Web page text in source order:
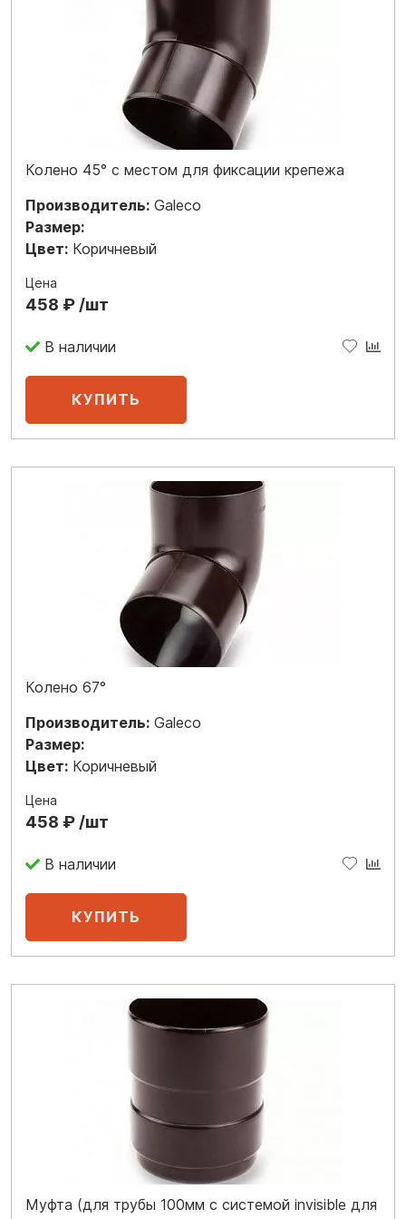
Колено 45° с местом для фиксации крепежа
Производитель: Galeco
Размер:
Цвет: Коричневый
Цена
458 ₽ /шт
В наличии
Колено 67°
Производитель: Galeco
Размер:
Цвет: Коричневый
Цена
458 ₽ /шт
В наличии
Муфта (для трубы 100мм с системой invisible для